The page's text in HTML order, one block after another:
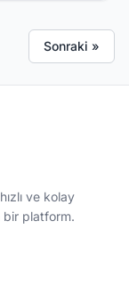
Sonraki »
ve kolay
bir platform.